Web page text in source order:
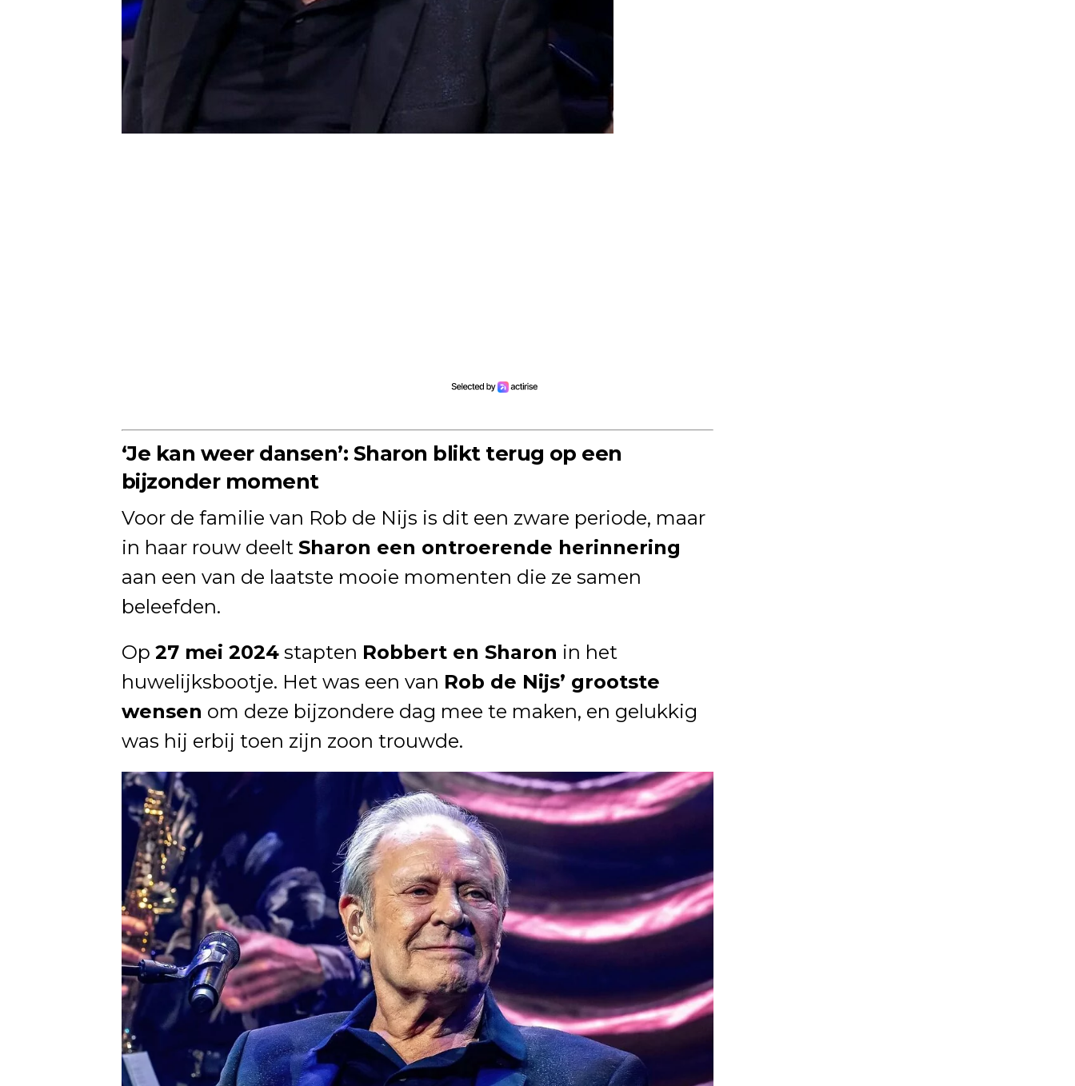
‘Je kan weer dansen’: Sharon blikt terug op een
bijzonder moment
Voor de familie van Rob de Nijs is dit een zware periode, maar
in haar rouw deelt Sharon een ontroerende herinnering
aan een van de laatste mooie momenten die ze samen
beleefden.
Op 27 mei 2024 stapten Robbert en Sharon in het
huwelijksbootje. Het was een van Rob de Nijs’ grootste
wensen om deze bijzondere dag mee te maken, en gelukkig
was hij erbij toen zijn zoon trouwde.